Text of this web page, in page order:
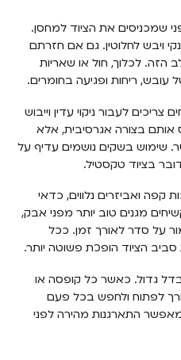
שמכניסים את הציוד למחסן.
ויבש לחלוטין. גם אם חזרתם
הזה. לכלוך, חול או שאריות
עובש, ריחות ופגיעה בחומרים.
לעבור ניקוי עדין וייבוש
אותם בצורה אגרסיבית, אלא
שימוש בשקים נושמים עדיף על
בציוד טקסטיל.
קפה ואביזרים נלווים, כדאי
מגנים טוב יותר מפני אבק,
על סדר לאורך זמן. ככל
סביב הציוד הופכת פשוטה יותר.
גדול. כאשר כל קופסה או
לפתוח ולחפש בכל פעם
התארגנות מהירה לפני